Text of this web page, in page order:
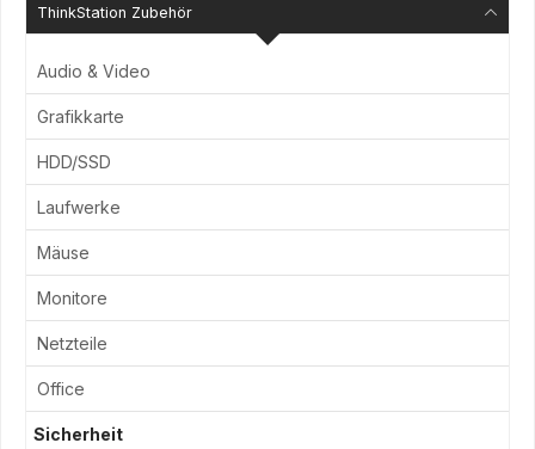
ThinkStation Zubehör
Audio & Video
Grafikkarte
HDD/SSD
Laufwerke
Mäuse
Monitore
Netzteile
Office
Sicherheit